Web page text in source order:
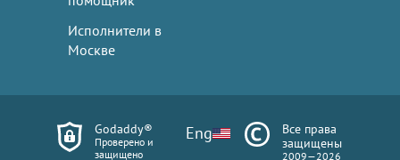
Исполнители в
Москве
Godaddy®
Проверено и
защищено
Eng
Все права
защищены
2009—2026